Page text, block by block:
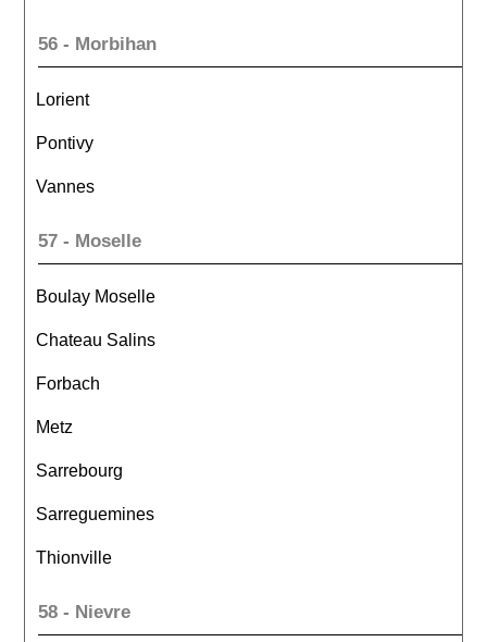
56 - Morbihan
Lorient
Pontivy
Vannes
57 - Moselle
Boulay Moselle
Chateau Salins
Forbach
Metz
Sarrebourg
Sarreguemines
Thionville
58 - Nievre